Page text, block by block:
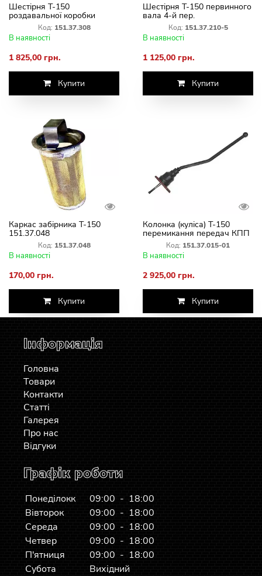
Шестірня Т-150
роздавальної коробки
151.37.308-2
Код: 151.37.308
В наявності
1 825,00 грн.
Купити
Шестірня Т-150 первинного
вала 4-й пер.
тягнут.151.37.210-5 (Z=33)
Код: 151.37.210-5
В наявності
1 125,00 грн.
Купити
Каркас забірника Т-150
151.37.048
Код: 151.37.048
В наявності
170,00 грн.
Купити
Колонка (куліса) Т-150
перемикання передач КПП
151.37.015-01
Код: 151.37.015-01
В наявності
2 925,00 грн.
Купити
Інформація
Головна
Товари
Контакти
Статті
Галерея
Про нас
Відгуки
Графік роботи
Понеділокк
09:00 - 18:00
Вівторок
09:00 - 18:00
Середа
09:00 - 18:00
Четвер
09:00 - 18:00
П'ятниця
09:00 - 18:00
Субота
Вихідний